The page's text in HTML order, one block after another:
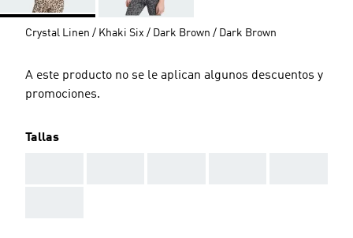
Crystal Linen / Khaki Six / Dark Brown / Dark Brown
A este producto no se le aplican algunos descuentos y
promociones.
Tallas